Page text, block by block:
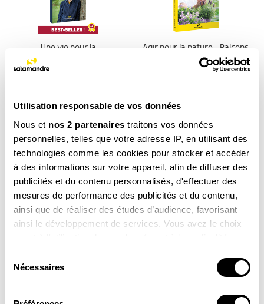
Utilisation responsable de vos données
Nous et nos 2 partenaires traitons vos données
personnelles, telles que votre adresse IP, en utilisant des
technologies comme les cookies pour stocker et accéder
à des informations sur votre appareil, afin de diffuser des
publicités et du contenu personnalisés, d'effectuer des
mesures de performance des publicités et du contenu,
ainsi que de réaliser des études d’audience, favorisant
ainsi le développement de services. Vous avez le choix
tout moment en consultant la Déclaration relative aux
cookies ou en cliquant sur l'icône de confidentialité.
Nécessaires
Une vie pour la
Agir pour la nature – Balcons
et terrasses
Le grand livre de la
nature
COMMANDER
Les plantes
sauvages